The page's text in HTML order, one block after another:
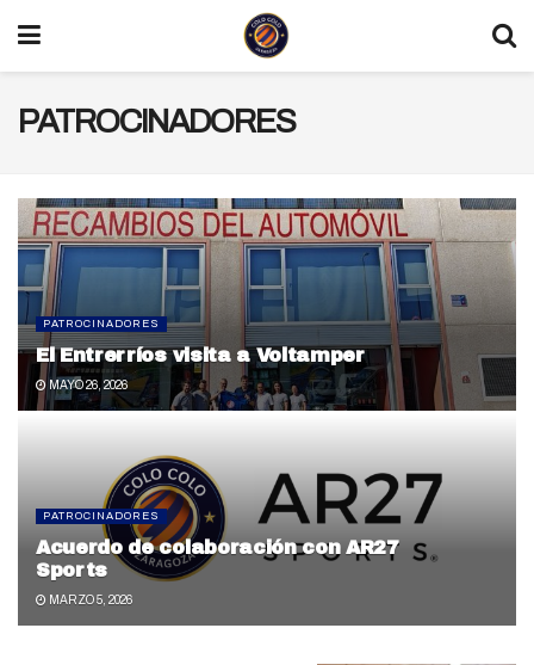
PATROCINADORES
PATROCINADORES
El Entrerríos visita a Voltamper
MAYO 26, 2026
PATROCINADORES
Acuerdo de colaboración con AR27
Sports
MARZO 5, 2026